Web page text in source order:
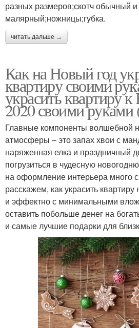
разных размеров;скотч обычный и
малярный;ножницы;губка.
читать дальше →
Как на Новый год
квартиру своими
украсить квартиру
2020 своими руками
Главные компоненты волшебной
атмосферы – это запах хвои с
наряженная елка и праздничный
погрузиться в чудесную
на оформление интерьера много
расскажем, как украсить
и эффектно с минимальными
оставить побольше денег на
и самые лучшие подарки для